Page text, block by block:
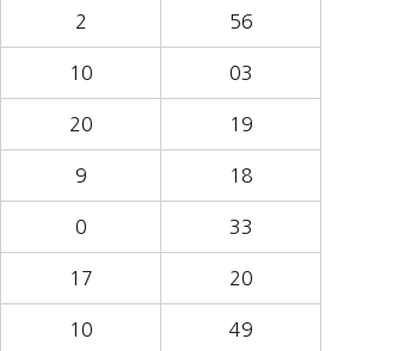
2 56
10 03
20 19
9 18
0 33
17 20
10 49